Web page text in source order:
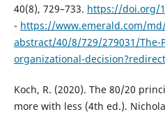
40(8), 729–733. https://doi.org/
- https://www.emerald.com/
abstract/40/8/729/279031/The-
organizational-
Koch, R. (2020). The 80/20
more with less (4th ed.).